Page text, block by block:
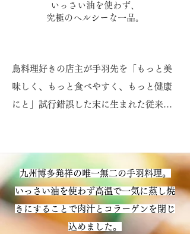
いっさい油を使わず、
究極のヘルシーな一品。
鳥料理好きの店主が手羽先を「もっと美
味しく、もっと食べやすく、もっと健康
にと」試行錯誤した末に生まれた従来の
す。
ふんわりじゅわーふんわりじゅわーと優
しい食感に鶏肉の溢れる旨味が繰り返し
舌と口の中いっぱいに！ジューシー！ヘ
ルシー！食べやしー！九州産の肉厚な鶏
九州博多発祥の唯一無二の手羽料理。
いっさい油を使わず高温で一気に蒸し焼
きにすることで肉汁とコラーゲンを閉じ
込めました。